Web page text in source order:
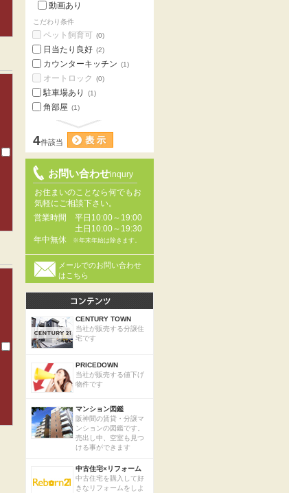
動画あり
こだわり条件
ペット飼育可 (0)
日当たり良好 (2)
カウンターキッチン (1)
オートロック (0)
駐車場あり (1)
角部屋 (1)
4件該当
お問い合わせinqury
お住まいのことなら何でもお
気軽にご相談下さい。
営業時間
平日10:00～19:00
土日10:00～19:30
年中無休
※年末年始は除きます。
メールでのお問い合わせ
はこちら
CENTURY TOWN
当社が販売する分譲住
宅です
PRICEDOWN
当社が販売する値下げ
物件です
マンション図鑑
阪神間の賃貸・分譲マ
ンションの図鑑です。
売出し中、空室も見つ
ける事ができます
中古住宅×リフォーム
中古住宅を購入して好
きなリフォームをしよ